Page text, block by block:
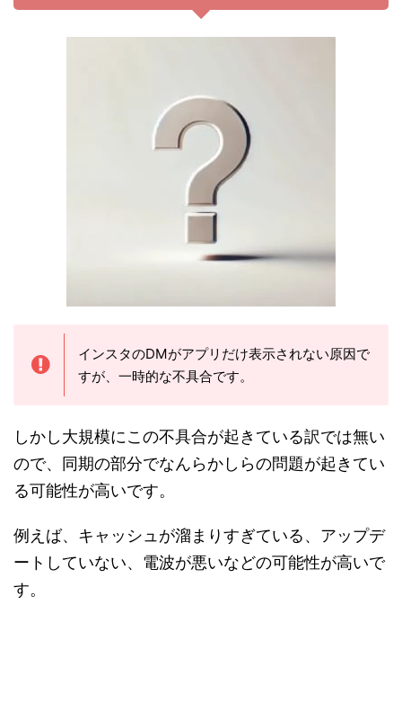
インスタのDMがアプリだけ表示されない原因で
すが、一時的な不具合です。
しかし大規模にこの不具合が起きている訳では無い
ので、同期の部分でなんらかしらの問題が起きてい
る可能性が高いです。
例えば、キャッシュが溜まりすぎている、アップデ
ートしていない、電波が悪いなどの可能性が高いで
す。